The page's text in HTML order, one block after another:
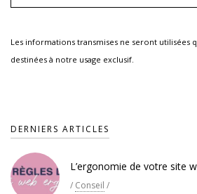
Les informations transmises ne seront utilisées
destinées à notre usage exclusif.
DERNIERS ARTICLES
L’ergonomie de votre site
/ Conseil /